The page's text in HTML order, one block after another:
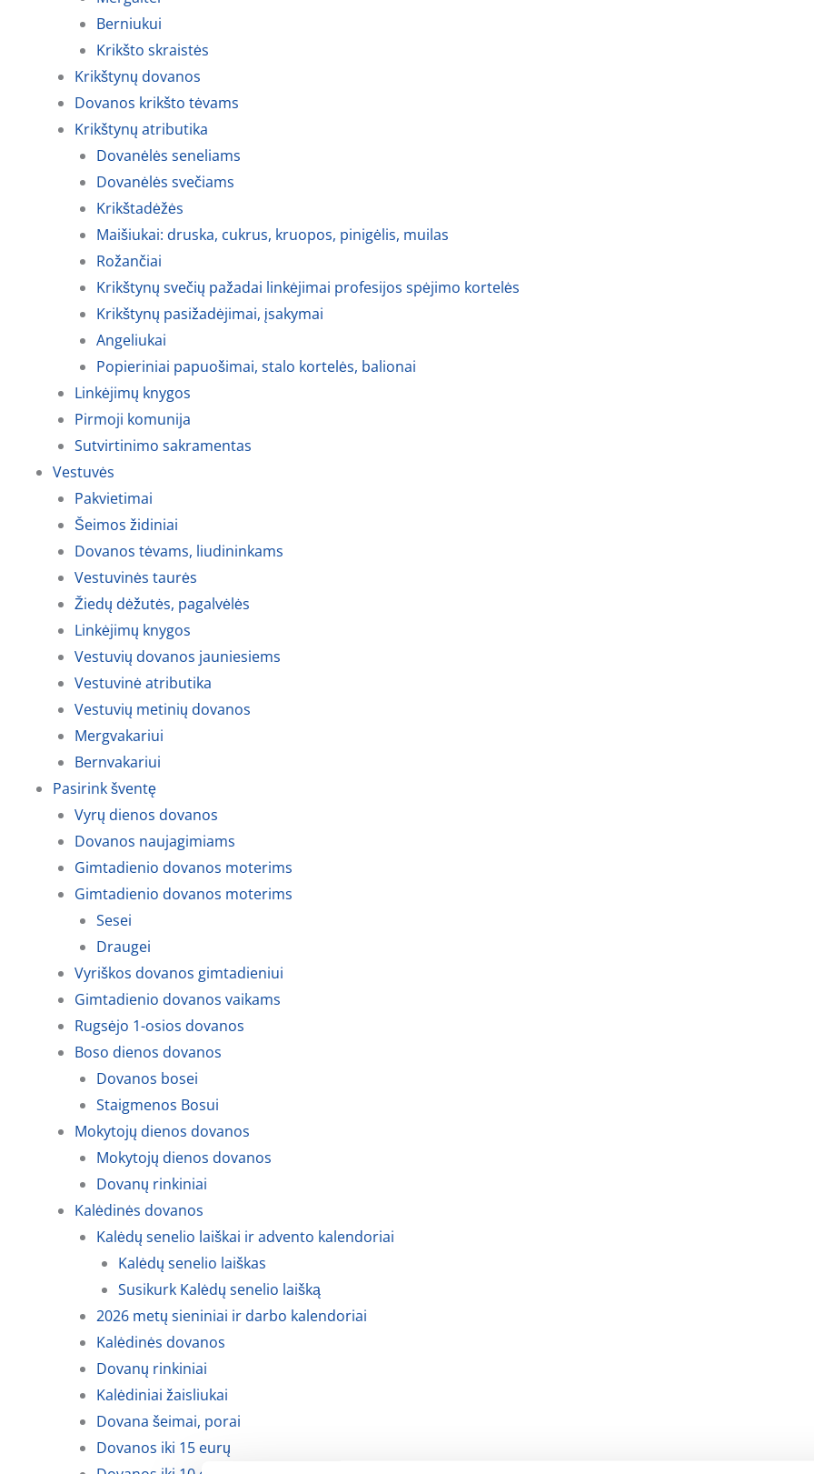
Berniukui
Krikšto skraistės
Krikštynų dovanos
Dovanos krikšto tėvams
Krikštynų atributika
Dovanėlės seneliams
Dovanėlės svečiams
Krikštadėžės
Maišiukai: druska, cukrus, kruopos, pinigėlis, muilas
Rožančiai
Krikštynų svečių pažadai linkėjimai profesijos spėjimo kortelės
Krikštynų pasižadėjimai, įsakymai
Angeliukai
Popieriniai papuošimai, stalo kortelės, balionai
Linkėjimų knygos
Pirmoji komunija
Sutvirtinimo sakramentas
Vestuvės
Pakvietimai
Šeimos židiniai
Dovanos tėvams, liudininkams
Vestuvinės taurės
Žiedų dėžutės, pagalvėlės
Linkėjimų knygos
Vestuvių dovanos jauniesiems
Vestuvinė atributika
Vestuvių metinių dovanos
Mergvakariui
Bernvakariui
Pasirink šventę
Vyrų dienos dovanos
Dovanos naujagimiams
Gimtadienio dovanos moterims
Gimtadienio dovanos moterims
Sesei
Draugei
Vyriškos dovanos gimtadieniui
Gimtadienio dovanos vaikams
Rugsėjo 1-osios dovanos
Boso dienos dovanos
Dovanos bosei
Staigmenos Bosui
Mokytojų dienos dovanos
Mokytojų dienos dovanos
Dovanų rinkiniai
Kalėdinės dovanos
Kalėdų senelio laiškai ir advento kalendoriai
Kalėdų senelio laiškas
Susikurk Kalėdų senelio laišką
2026 metų sieniniai ir darbo kalendoriai
Kalėdinės dovanos
Dovanų rinkiniai
Kalėdiniai žaisliukai
Dovana šeimai, porai
Dovanos iki 15 eurų